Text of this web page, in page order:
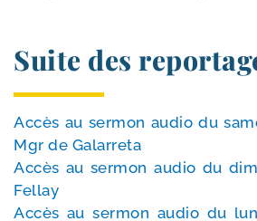
Suite des
Accès au ser­mon audio du
Mgr de Galarreta
Accès au ser­mon audio du
Fellay
Accès au ser­mon audio du